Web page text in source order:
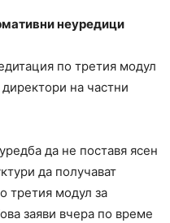
неуредици
по третия модул
на частни
да не поставя ясен
да получават
третия модул за
заяви вчера по време